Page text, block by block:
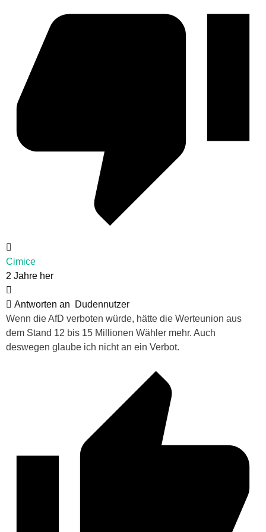
Cimice
2 Jahre her
Antworten an
Dudennutzer
Wenn die AfD verboten würde, hätte die Werteunion aus
dem Stand 12 bis 15 Millionen Wähler mehr. Auch
deswegen glaube ich nicht an ein Verbot.